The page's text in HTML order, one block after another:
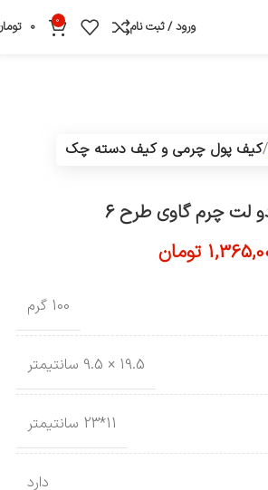
ورود / ثبت نام 0
0
کیف پول چرمی و کیف دسته چک
چرم گاوی طرح 6
تومان
100 گرم
19.5 × 9.5 سانتیمتر
11*23 سانتیمتر
دارد